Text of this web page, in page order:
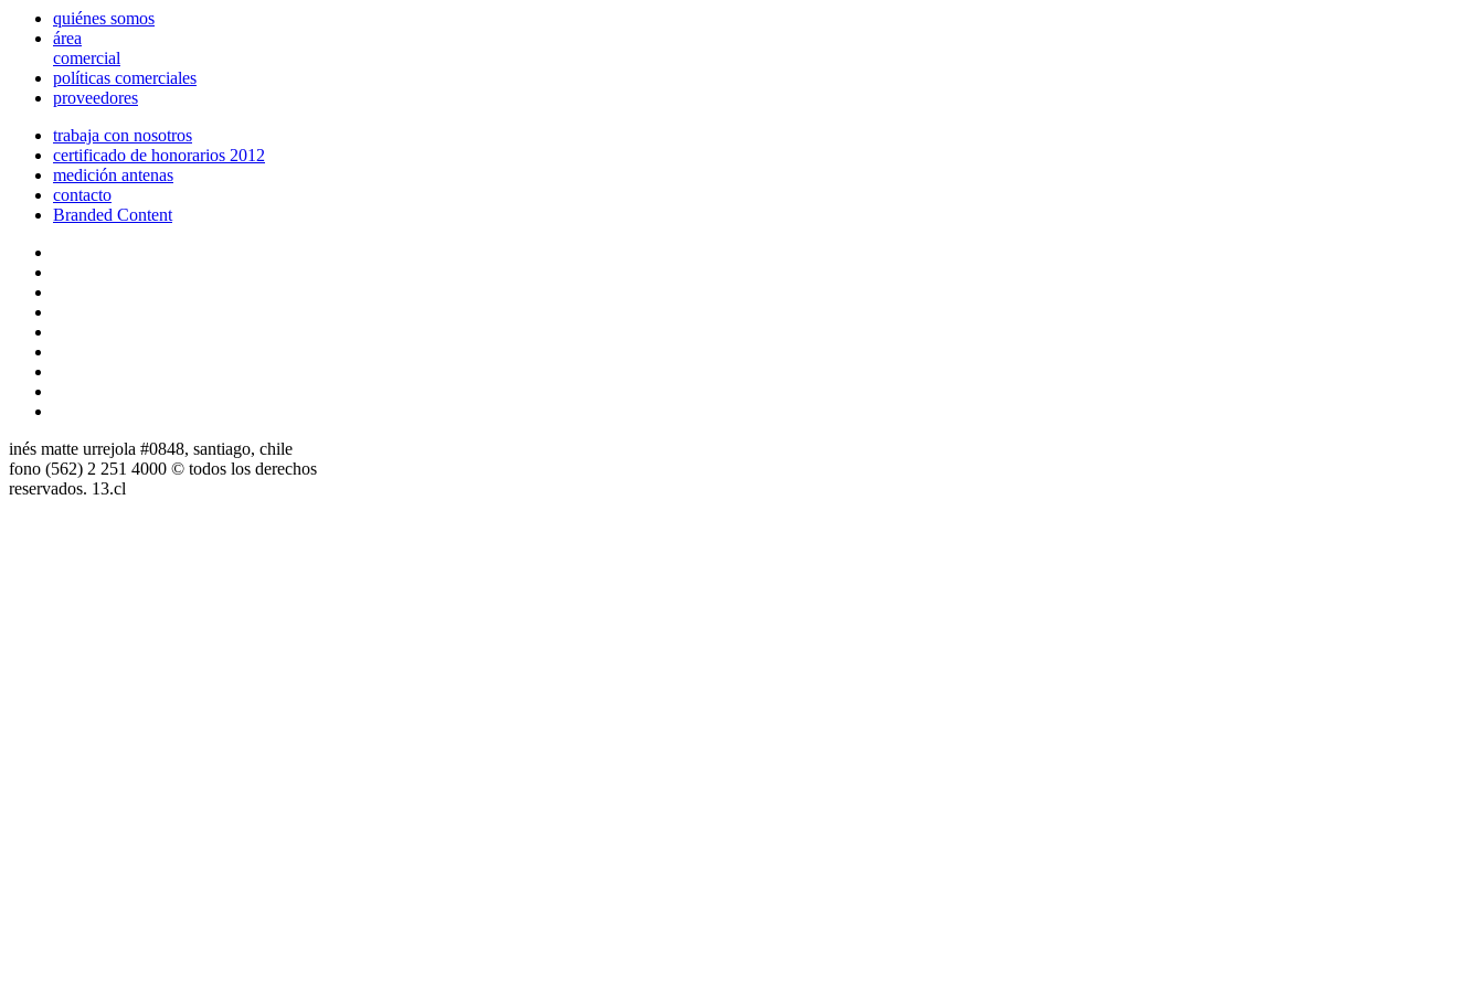
quiénes somos
área
comercial
políticas comerciales
proveedores
trabaja con nosotros
certificado de honorarios 2012
medición antenas
contacto
Branded Content
inés matte urrejola #0848, santiago, chile
fono (562) 2 251 4000 © todos los derechos
reservados. 13.cl